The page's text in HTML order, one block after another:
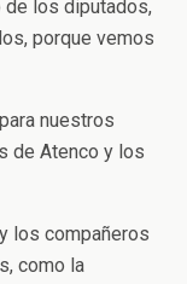
los diputados,
porque vemos
nuestros
de Atenco y los
los compañeros
como la